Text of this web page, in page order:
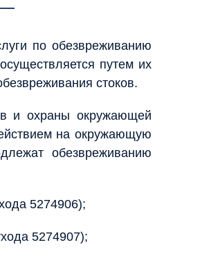
по обезвреживанию
путем их
стоков.
и охраны окружающей
на окружающую
обезвреживанию
5274906);
5274907);